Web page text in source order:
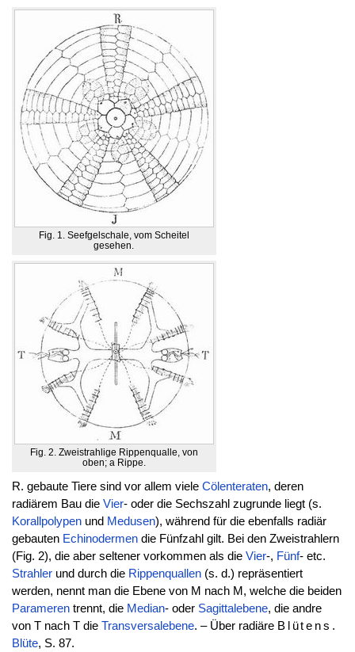
Fig. 1. Seefgelschale, vom Scheitel
gesehen.
Fig. 2. Zweistrahlige Rippenqualle, von
oben; a Rippe.
R. gebaute Tiere sind vor allem viele Cölenteraten, deren
radiärem Bau die Vier- oder die Sechszahl zugrunde liegt (s.
Korallpolypenund Medusen), während für die ebenfalls radiär
gebauten Echinodermendie Fünfzahl gilt. Bei den Zweistrahlern
(Fig. 2), die aber seltener vorkommen als die Vier-, Fünf- etc.
Strahlerund durch die Rippenquallen(s. d.) repräsentiert
werden, nennt man die Ebene von M nach M, welche die beiden
Paramerentrennt, die Median- oder Sagittalebene, die andre
von T nach T die Transversalebene. – Über radiäre Blütens .
Blüte, S. 87.